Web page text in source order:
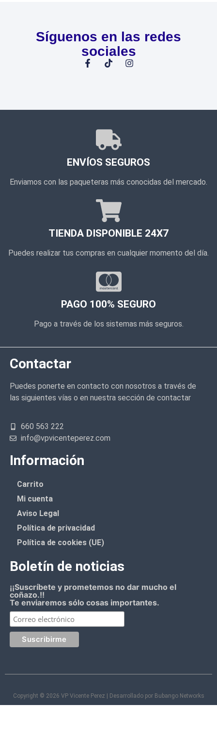
Síguenos en las redes
sociales
ENVÍOS SEGUROS
Enviamos con las paqueteras más conocidas del mercado.
TIENDA DISPONIBLE 24X7
Puedes realizar tus compras en cualquier momento del día.
PAGO 100% SEGURO
Pago a través de los sistemas más seguros.
Contactar
Puedes ponerte en contacto con nosotros a través de
las siguientes vías o en nuestra sección de contactar
660 563 222
info@vpvicenteperez.com
Información
Carrito
Mi cuenta
Aviso Legal
Política de privacidad
Política de cookies (UE)
Boletín de noticias
¡¡Suscríbete y prometemos no dar mucho el
coñazo.!!
Te enviaremos sólo cosas importantes.
Copyright © 2026 VP Vicente Perez | Desarrollado por Bubango Networks